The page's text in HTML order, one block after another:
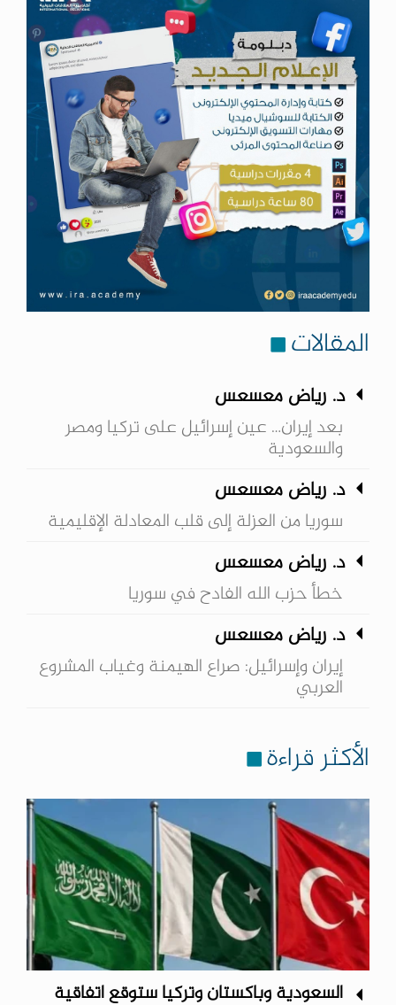
المقالات
د. رياض معسعس
بعد إيران… عين إسرائيل على تركيا ومصر
والسعودية
د. رياض معسعس
سوريا من العزلة إلى قلب المعادلة الإقليمية
د. رياض معسعس
خطأ حزب الله الفادح في سوريا
د. رياض معسعس
إيران وإسرائيل: صراع الهيمنة وغياب المشروع
العربي
الأكثر قراءة
السعودية وباكستان وتركيا ستوقع اتفاقية